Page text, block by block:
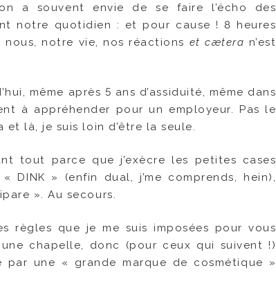
a souvent envie de se faire l’écho des
notre quotidien : et pour cause ! 8 heures
nous, notre vie, nos réactions et cætera n’est
même après 5 ans d’assiduité, même dans
à appréhender pour un employeur. Pas le
et là, je suis loin d’être la seule.
tout parce que j’exècre les petites cases
DINK » (enfin dual, j’me comprends, hein),
». Au secours.
règles que je me suis imposées pour vous
chapelle, donc (pour ceux qui suivent !)
par une « grande marque de cosmétique »